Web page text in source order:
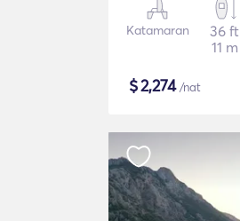
Katamaran
36 ft
11 m
$2,274/nat